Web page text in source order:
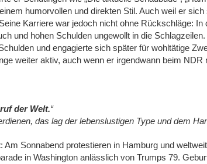
humorvollen und direkten Stil. Auch weil er
Karriere war jedoch nicht ohne Rückschläge: In
und hohen Schulden ungewollt in die
und engagierte sich später für wohltätige
weiter aktiv, auch wenn er irgendwann beim
der Welt.“
das lag der lebenslustigen Type und dem
: Am Sonnabend protestieren in Hamburg und
in Washington anlässlich von Trumps 79.